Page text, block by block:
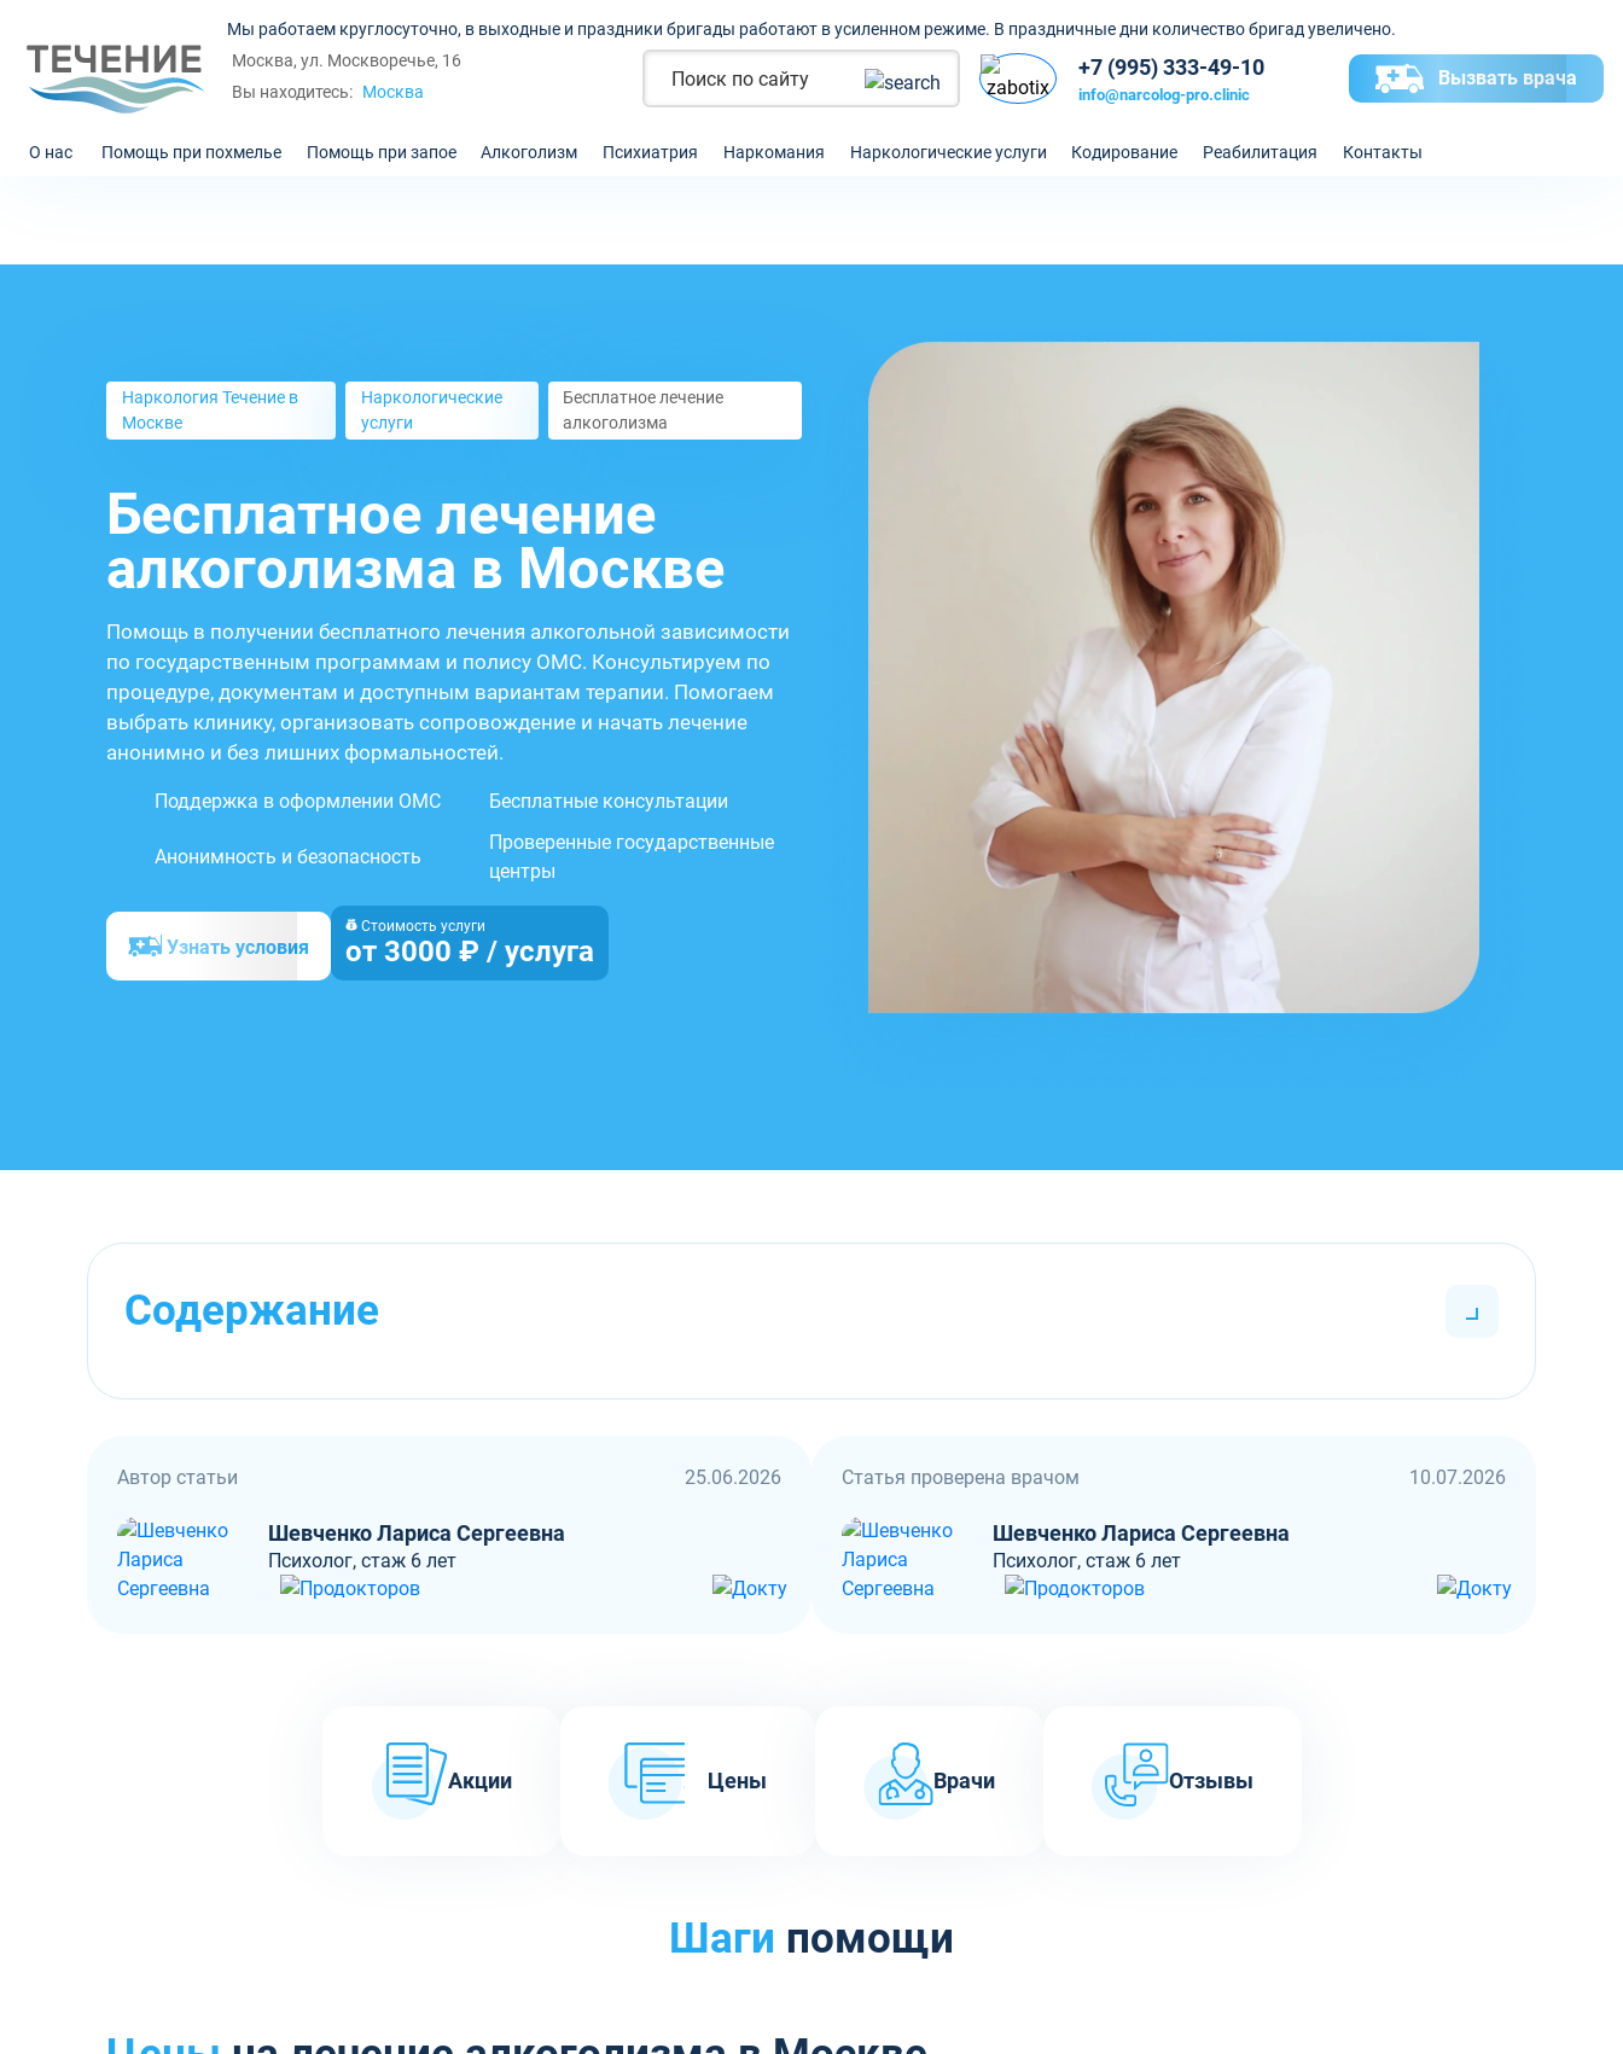
Мы работаем круглосуточно, в выходные и праздники бригады работают в усиленном режиме. В праздничные дни количество бригад увеличено.
Москва, ул. Москворечье, 16
Вы находитесь: Москва
+7 (995) 333-49-10
info@narcolog-pro.clinic
Вызвать врача
О нас Помощь при похмелье Помощь при запое Алкоголизм Психиатрия Наркомания Наркологические услуги Кодирование Реабилитация Контакты
Наркология Течение в
Москве
Наркологические
услуги
Бесплатное лечение
алкоголизма
Бесплатное лечение
алкоголизма в Москве
Помощь в получении бесплатного лечения алкогольной зависимости
по государственным программам и полису ОМС. Консультируем по
процедуре, документам и доступным вариантам терапии. Помогаем
выбрать клинику, организовать сопровождение и начать лечение
анонимно и без лишних формальностей.
Поддержка в оформлении ОМС Бесплатные консультации
Анонимность и безопасность
Проверенные государственные
центры
Узнать условия
Стоимость услуги
от 3000 ₽ / услуга
Содержание
Автор статьи 25.06.2026
Шевченко Лариса Сергеевна
Психолог, стаж 6 лет
Статья проверена врачом 10.07.2026
Шевченко Лариса Сергеевна
Психолог, стаж 6 лет
Акции Цены Врачи Отзывы
Шаги помощи